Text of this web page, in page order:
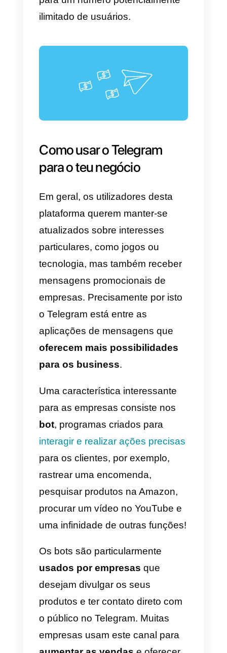
Telegram consiste nosgrupos
membros de até 200’000
pessoas. Aqui, os usuários
podem partilhar mensagens e
Outra funcionalidade que o
quais apenas os administradores
podem enviar notícias,
e promoções demodo unilateral
para um número potencialmente
ilimitado de usuários.
Como usar o Telegram
para o teu negócio
Em geral, os utilizadores desta
plataforma querem manter-se
atualizados sobre interesses
particulares, como jogos ou
tecnologia, mas também receber
empresas. Precisamente por isto